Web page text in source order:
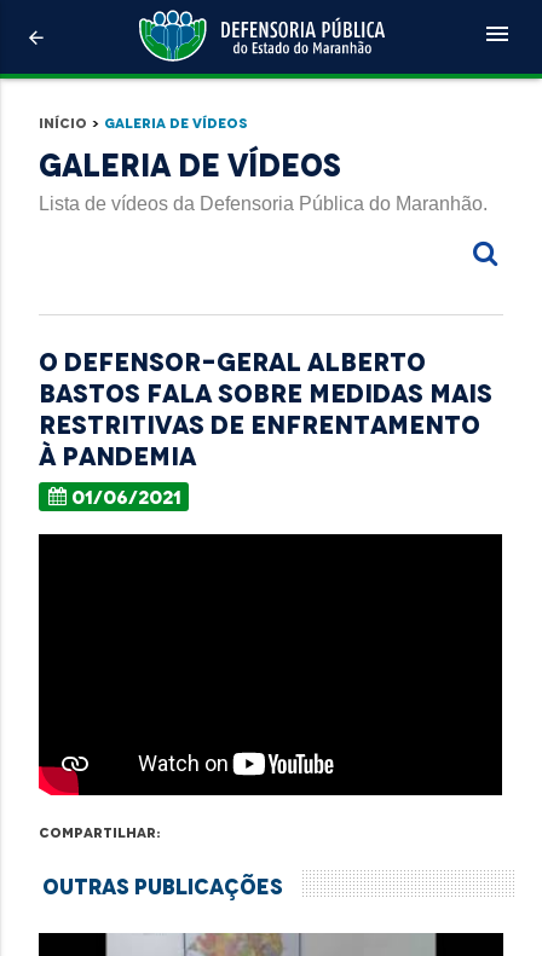
arrow_back menu
Início > Galeria de Vídeos
Galeria de Vídeos
Lista de vídeos da Defensoria Pública do Maranhão.
O defensor-geral Alberto
Bastos fala sobre medidas mais
restritivas de enfrentamento
à pandemia
01/06/2021
Compartilhar:
Outras Publicações